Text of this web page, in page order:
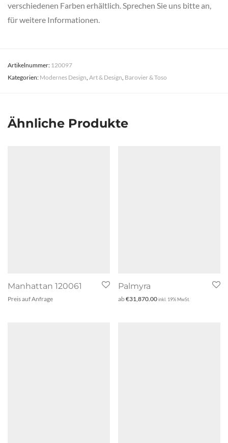
verschiedenen Farben erhältlich. Sprechen Sie uns bitte an,
für weitere Informationen.
Artikelnummer: 120097
Kategorien: Modernes Design, Art & Design, Barovier & Toso
Ähnliche Produkte
Manhattan 120061
Preis auf Anfrage
Palmyra
ab€31,870.00inkl. 19% MwSt.